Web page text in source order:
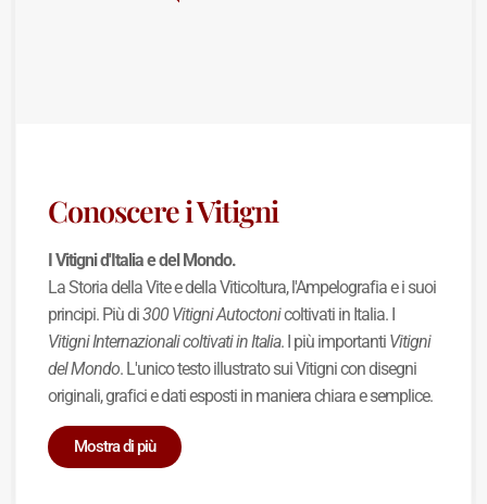
Conoscere i Vitigni
I Vitigni d'Italia e del Mondo.
La Storia della Vite e della Viticoltura, l'Ampelografia e i suoi
principi. Più di300 Vitigni Autoctonicoltivati in Italia. I
Vitigni Internazionali coltivati in Italia. I più importanti Vitigni
del Mondo. L'unico testo illustrato sui Vitigni con disegni
originali, grafici e dati esposti in maniera chiara e semplice.
Mostra di più